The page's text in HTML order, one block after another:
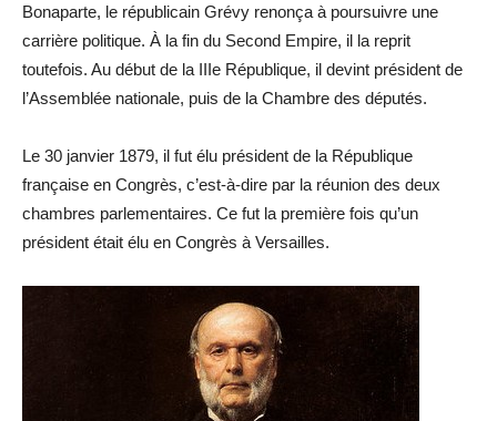
Bonaparte, le républicain Grévy renonça à poursuivre une
carrière politique. À la fin du Second Empire, il la reprit
toutefois. Au début de la IIIe République, il devint président de
l’Assemblée nationale, puis de la Chambre des députés.
Le 30 janvier 1879, il fut élu président de la République
française en Congrès, c’est-à-dire par la réunion des deux
chambres parlementaires. Ce fut la première fois qu’un
président était élu en Congrès à Versailles.